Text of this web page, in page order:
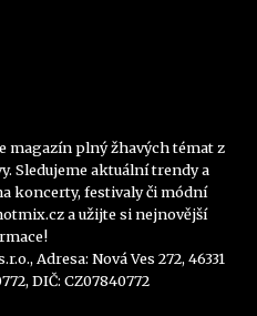
plný žhavých témat z
Sledujeme aktuální trendy a
koncerty, festivaly či módní
a užijte si nejnovější
Adresa: Nová Ves 272, 46331
DIČ: CZ07840772